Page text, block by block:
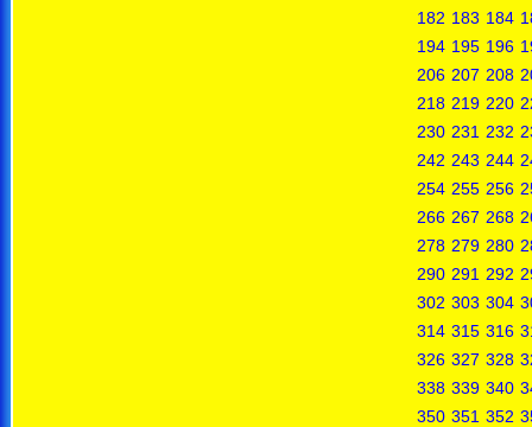
182 183 184
194 195 196
206 207 208
218 219 220
230 231 232
242 243 244
254 255 256
266 267 268
278 279 280
290 291 292
302 303 304
314 315 316
326 327 328
338 339 340
350 351 352